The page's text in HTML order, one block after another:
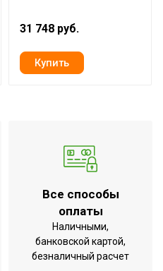
Да
Ballu
3 года
31 748 руб.
Все способы
оплаты
Наличными,
банковской картой,
безналичный расчет